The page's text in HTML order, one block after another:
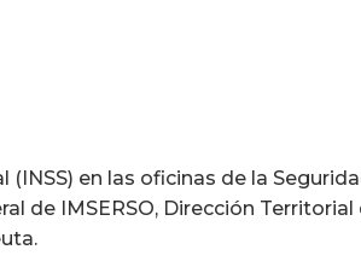
en las oficinas de la
de IMSERSO, Dirección Territorial